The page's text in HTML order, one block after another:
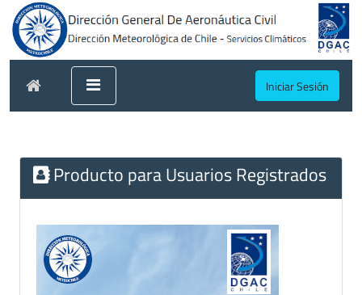
Iniciar Sesión
Producto para Usuarios Registrados